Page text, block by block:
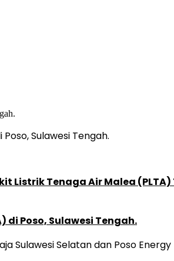
Sulawesi Tengah.
Listrik Tenaga Air Malea
di Poso, Sulawesi Tengah.
Sulawesi Selatan dan Poso